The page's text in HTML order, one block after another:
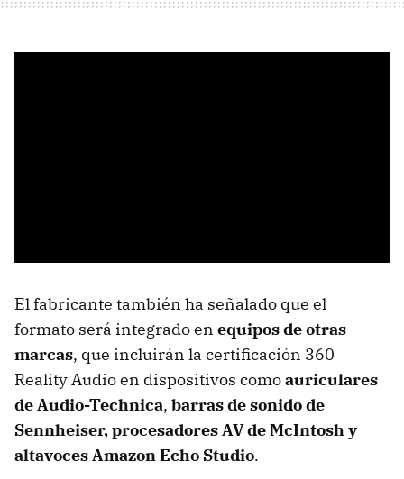
El fabricante también ha señalado que el
formato será integrado en equipos de otras
marcas, que incluirán la certificación 360
Reality Audio en dispositivos comoauriculares
de Audio-Technica, barras de sonido de
Sennheiser, procesadores AV de McIntosh y
altavoces Amazon Echo Studio.